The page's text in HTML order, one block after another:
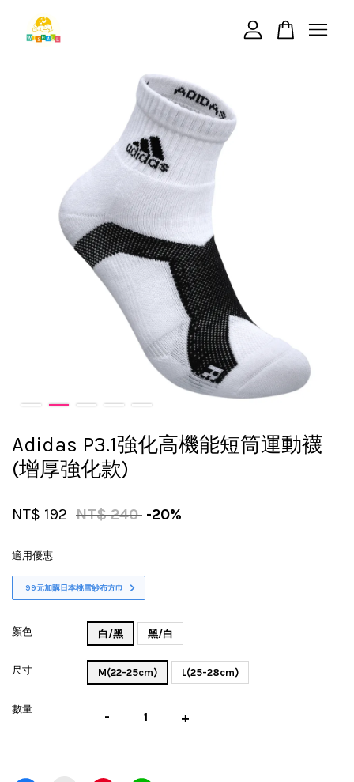
Adidas P3.1強化高機能短筒運動襪
(增厚強化款)
NT$ 192 NT$ 240 -20%
適用優惠
99元加購日本桃雪紗布方巾
顏色 白/黑 黑/白
尺寸 M(22-25cm) L(25-28cm)
數量 - +
您的購物車目前還是空的。
繼續購物